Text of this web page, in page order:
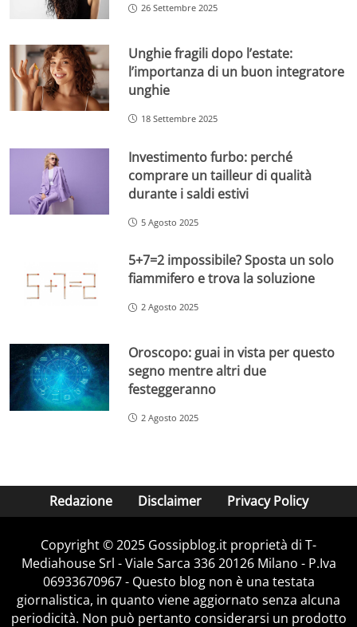
26 Settembre 2025
Unghie fragili dopo l’estate:
l’importanza di un buon integratore
unghie
18 Settembre 2025
Investimento furbo: perché
comprare un tailleur di qualità
durante i saldi estivi
5 Agosto 2025
5+7=2 impossibile? Sposta un solo
fiammifero e trova la soluzione
2 Agosto 2025
Oroscopo: guai in vista per questo
segno mentre altri due
festeggeranno
2 Agosto 2025
Redazione Disclaimer Privacy Policy
Copyright © 2025 Gossipblog.it proprietà di T-
Mediahouse Srl - Viale Sarca 336 20126 Milano - P.Iva
06933670967 - Questo blog non è una testata
giornalistica, in quanto viene aggiornato senza alcuna
periodicità. Non può pertanto considerarsi un prodotto